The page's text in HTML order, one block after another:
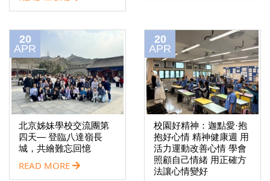
20
APR
北京姊妹學校交流團第
四天— 登臨八達嶺長
城，共繪難忘回憶
READ MORE
20
APR
校園好精神：迦點愛·抱
抱好心情 精神健康週 用
活力運動改善心情 學會
照顧自己情緒 用正確方
法讓心情變好